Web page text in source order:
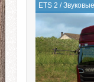
ETS 2 /